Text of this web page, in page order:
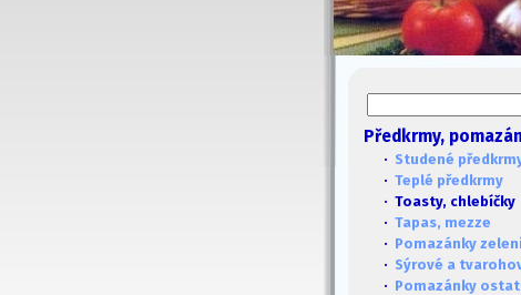
Předkrmy,
· Studené
· Teplé předkrmy
· Toasty, chlebíčky
· Tapas, mezze
· Pomazánky
· Sýrové a
· Pomazánky